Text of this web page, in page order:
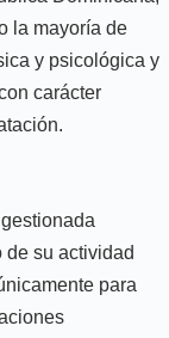
la mayoría de
y psicológica y
carácter
de su actividad
para